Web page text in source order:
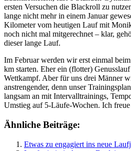
ersten Versuchen die Blackroll zu
lange nicht mehr in einem Januar
Kilometer vom heutigen Lauf mit
noch nicht mal mitgerechnet – klar,
dieser lange Lauf.
Im Februar werden wir erst einmal beim
km starten. Eher ein (flotter)
Wettkampf. Aber für uns drei Männer
anstrengender, denn unser
langsam an mit Intervalltrainings,
Umstieg auf 5-Läufe-Wochen. Ich
Ähnliche Beiträge:
Etwas zu engagiert ins neue